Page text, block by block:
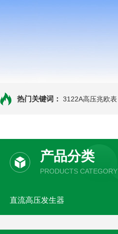
热门关键词： 3122A高压兆欧表
产品分类
PRODUCTS CATEGORY
直流高压发生器